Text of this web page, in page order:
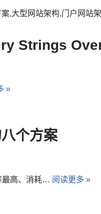
,大型网站架构,门户网站
Strings
»
个方案
最高、消耗… 阅读更多 »